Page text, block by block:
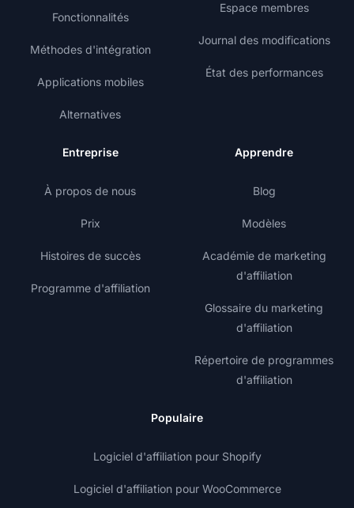
Fonctionnalités
Méthodes d'intégration
Applications mobiles
Alternatives
Espace membres
Journal des modifications
État des performances
Entreprise
À propos de nous
Prix
Histoires de succès
Programme d'affiliation
Apprendre
Blog
Modèles
Académie de marketing
d'affiliation
Glossaire du marketing
d'affiliation
Répertoire de programmes
d'affiliation
Populaire
Logiciel d'affiliation pour Shopify
Logiciel d'affiliation pour WooCommerce